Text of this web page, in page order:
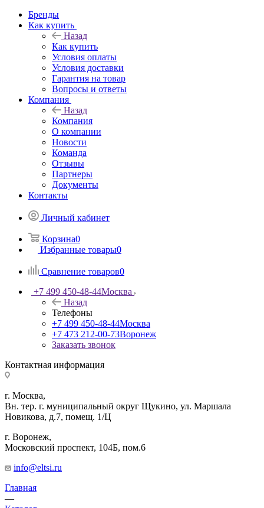
Бренды
Как купить
Назад
Как купить
Условия оплаты
Условия доставки
Гарантия на товар
Вопросы и ответы
Компания
Назад
Компания
О компании
Новости
Команда
Отзывы
Партнеры
Документы
Контакты
Личный кабинет
Корзина0
Избранные товары0
Сравнение товаров0
+7 499 450-48-44Москва
Назад
Телефоны
+7 499 450-48-44Москва
+7 473 212-00-73Воронеж
Заказать звонок
Контактная информация
г. Москва,
Вн. тер. г. муниципальный округ Щукино, ул. Маршала
Новикова, д.7, помещ. 1/Ц
г. Воронеж,
​Московский проспект, 104Б, пом.6
info@eltsi.ru
Главная
—